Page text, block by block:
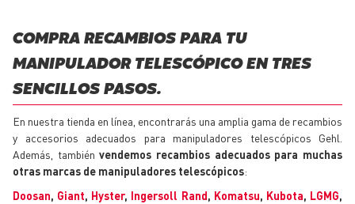
COMPRA RECAMBIOS PARA TU
MANIPULADOR TELESCÓPICO EN TRES
SENCILLOS PASOS.
En nuestra tienda en línea, encontrarás una amplia gama de recambios
y accesorios adecuados para manipuladores telescópicos Gehl.
Además, tambiénvendemos recambios adecuados para muchas
otras marcas de manipuladores telescópicos:
Doosan, Giant, Hyster, Ingersoll Rand, Komatsu, Kubota, LGMG,